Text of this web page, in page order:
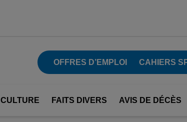
OFFRES D’EMPLOI CAHIERS
CULTURE FAITS DIVERS AVIS DE DÉCÈS